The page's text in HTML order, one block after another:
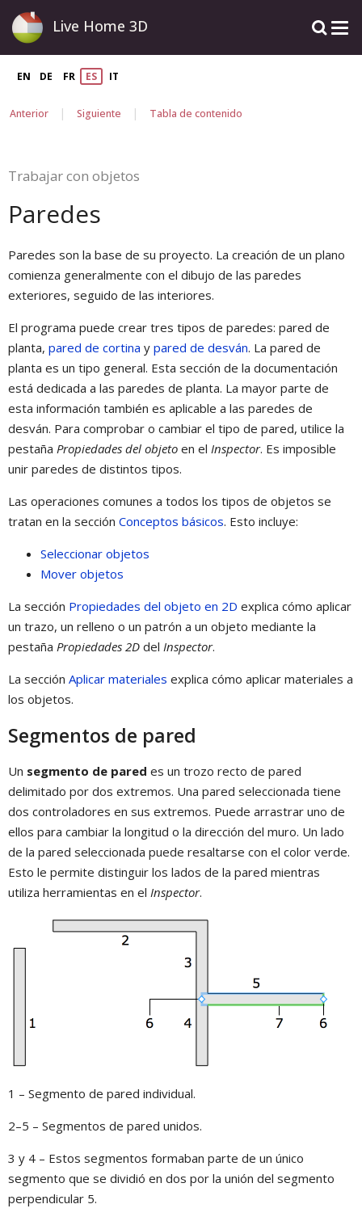
Live Home 3D
EN DE FR ES IT
Anterior | Siguiente | Tabla de contenido
Trabajar con objetos
Paredes
Paredes son la base de su proyecto. La creación de un plano
comienza generalmente con el dibujo de las paredes
exteriores, seguido de las interiores.
El programa puede crear tres tipos de paredes: pared de
planta, pared de cortina y pared de desván. La pared de
planta es un tipo general. Esta sección de la documentación
está dedicada a las paredes de planta. La mayor parte de
esta información también es aplicable a las paredes de
desván. Para comprobar o cambiar el tipo de pared, utilice la
pestaña Propiedades del objeto en el Inspector. Es imposible
unir paredes de distintos tipos.
Las operaciones comunes a todos los tipos de objetos se
tratan en la sección Conceptos básicos. Esto incluye:
Seleccionar objetos
Mover objetos
La sección Propiedades del objeto en 2D explica cómo aplicar
un trazo, un relleno o un patrón a un objeto mediante la
pestaña Propiedades 2D del Inspector.
La sección Aplicar materiales explica cómo aplicar materiales a
los objetos.
Segmentos de pared
Un segmento de pared es un trozo recto de pared
delimitado por dos extremos. Una pared seleccionada tiene
dos controladores en sus extremos. Puede arrastrar uno de
ellos para cambiar la longitud o la dirección del muro. Un lado
de la pared seleccionada puede resaltarse con el color verde.
Esto le permite distinguir los lados de la pared mientras
utiliza herramientas en el Inspector.
1 – Segmento de pared individual.
2–5 – Segmentos de pared unidos.
3 y 4 – Estos segmentos formaban parte de un único
segmento que se dividió en dos por la unión del segmento
perpendicular 5.